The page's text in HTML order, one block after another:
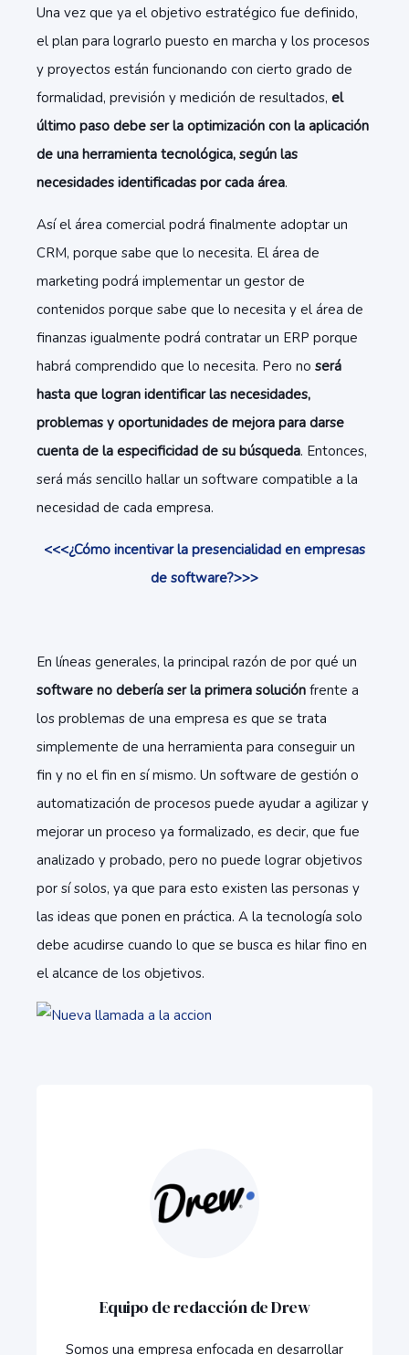
Una vez que ya el objetivo estratégico fue definido,
el plan para lograrlo puesto en marcha y los procesos
y proyectos están funcionando con cierto grado de
formalidad, previsión y medición de resultados, el
último paso debe ser la optimización con la aplicación
de una herramienta tecnológica, según las
necesidades identificadas por cada área.
Así el área comercial podrá finalmente adoptar un
CRM, porque sabe que lo necesita. El área de
marketing podrá implementar un gestor de
contenidos porque sabe que lo necesita y el área de
finanzas igualmente podrá contratar un ERP porque
habrá comprendido que lo necesita. Pero no será
hasta que logran identificar las necesidades,
problemas y oportunidades de mejora para darse
cuenta de la especificidad de su búsqueda. Entonces,
será más sencillo hallar un software compatible a la
necesidad de cada empresa.
<<<¿Cómo incentivar la presencialidad en empresas
de software?>>>
En líneas generales, la principal razón de por qué un
software no debería ser la primera solución frente a
los problemas de una empresa es que se trata
simplemente de una herramienta para conseguir un
fin y no el fin en sí mismo. Un software de gestión o
automatización de procesos puede ayudar a agilizar y
mejorar un proceso ya formalizado, es decir, que fue
analizado y probado, pero no puede lograr objetivos
por sí solos, ya que para esto existen las personas y
las ideas que ponen en práctica. A la tecnología solo
debe acudirse cuando lo que se busca es hilar fino en
el alcance de los objetivos.
Equipo de redacción de Drew
Somos una empresa enfocada en desarrollar